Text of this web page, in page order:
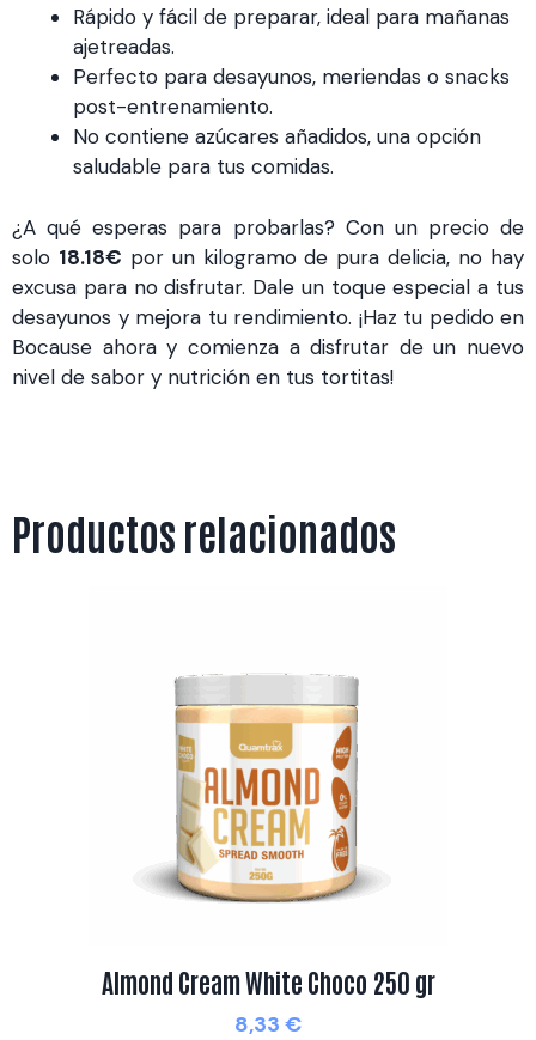
Rápido y fácil de preparar, ideal para mañanas
ajetreadas.
Perfecto para desayunos, meriendas o snacks
post-entrenamiento.
No contiene azúcares añadidos, una opción
saludable para tus comidas.
¿A qué esperas para probarlas? Con un precio de
solo 18.18€ por un kilogramo de pura delicia, no hay
excusa para no disfrutar. Dale un toque especial a tus
desayunos y mejora tu rendimiento. ¡Haz tu pedido en
Bocause ahora y comienza a disfrutar de un nuevo
nivel de sabor y nutrición en tus tortitas!
Productos relacionados
Almond Cream White Choco 250 gr
8,33 €